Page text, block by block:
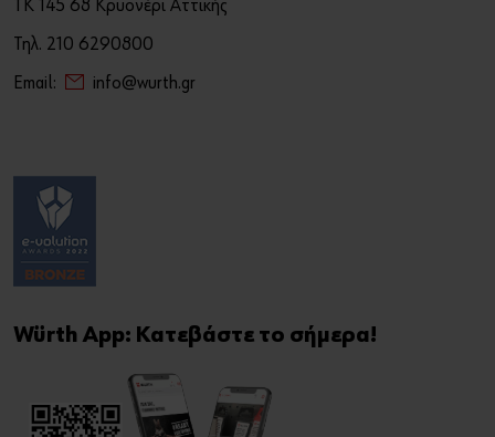
ΤΚ 145 68 Κρυονέρι Αττικής
Τηλ. 210 6290800
Email: info@wurth.gr
Würth App: Κατεβάστε το σήμερα!